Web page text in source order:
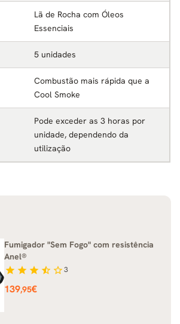
Lã de Rocha com Óleos
Essenciais
5 unidades
Combustão mais rápida que a
Cool Smoke
Pode exceder as 3 horas por
unidade, dependendo da
utilização
Fumigador "Sem Fogo" com resistência
Anel®
star star star star_half star_border3
Preço
139,95€